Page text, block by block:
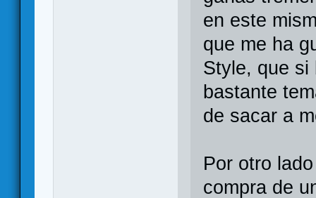
en este
que me ha
Style, que si
bastante
de sacar a
Por otro
compra de